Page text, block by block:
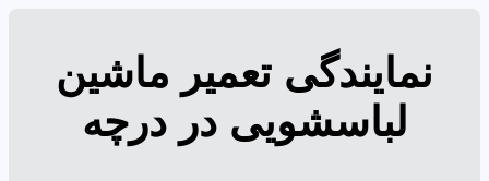
نمایندگی تعمیر ماشین
لباسشویی در درچه